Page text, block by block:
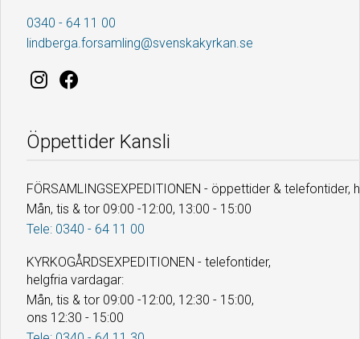
0340 - 64 11 00
lindberga.forsamling@svenskakyrkan.se
Öppettider Kansli
FÖRSAMLINGSEXPEDITIONEN - öppettider & telefontider,
Mån, tis & tor 09:00 -12:00, 13:00 - 15:00
Tele: 0340 - 64 11 00
KYRKOGÅRDSEXPEDITIONEN - telefontider,
helgfria vardagar:
Mån, tis & tor 09:00 -12:00, 12:30 - 15:00,
ons 12:30 - 15:00